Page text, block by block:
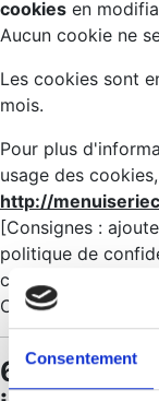
Consentement
cookies en
Aucun cookie ne
Les cookies sont
mois.
Pour plus
usage des
http://
[Consignes :
politique de
cookies si vous
Complianz)]
6 - Droit